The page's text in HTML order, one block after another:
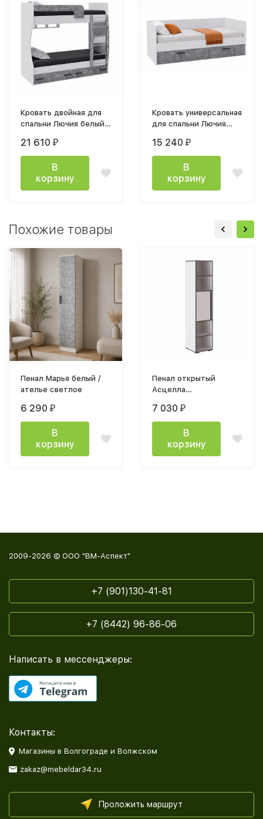
Кровать двойная для
спальни Лючия белый/
21 610 ₽
В
корзину
Кровать универсальная
для спальни Лючия
светлое
15 240 ₽
В
корзину
Похожие товары
Пенал Марья белый /
ателье светлое
6 290 ₽
В
корзину
Пенал открытый
Асцелла
белый с тиснением
древесные поры /
графит серый
7 030 ₽
В
корзину
2009-2026 © ООО "ВМ-Аспект"
+7 (901)130-41-81
+7 (8442) 96-86-06
Написать в мессенджеры:
Контакты:
Магазины в Волгограде и Волжском
zakaz@mebeldar34.ru
Проложить маршрут